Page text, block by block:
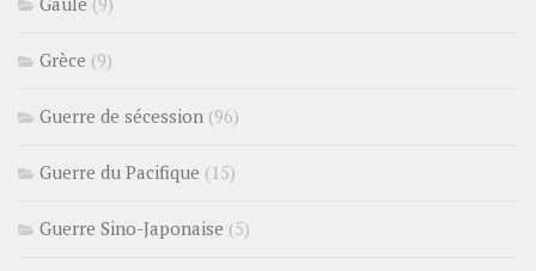
Grèce (9)
Guerre de sécession (96)
Guerre du Pacifique (15)
Guerre Sino-Japonaise (5)